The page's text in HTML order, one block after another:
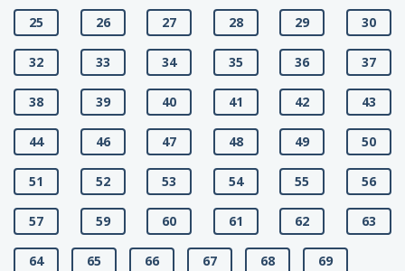
25 26 27 28 29 30
32 33 34 35 36 37
38 39 40 41 42 43
44 46 47 48 49 50
51 52 53 54 55 56
57 59 60 61 62 63
64 65 66 67 68 69